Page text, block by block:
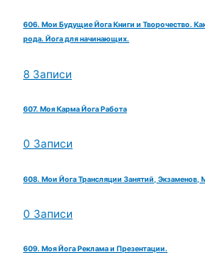
606. Мои Будущие Йога Книги и Творочество.
рода. Йога для начинающих.
8 Записи
607. Моя Карма Йога Работа
0 Записи
608. Мои Йога Трансляции Занятий,
0 Записи
609. Моя Йога Реклама и Презентации.